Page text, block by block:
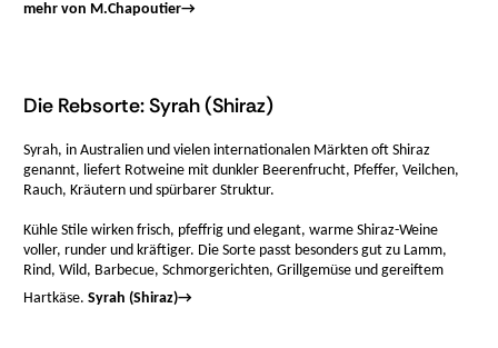
mehr von M.Chapoutier→
Die Rebsorte: Syrah (Shiraz)
Syrah, in Australien und vielen internationalen Märkten oft Shiraz
genannt, liefert Rotweine mit dunkler Beerenfrucht, Pfeffer, Veilchen,
Rauch, Kräutern und spürbarer Struktur.
Kühle Stile wirken frisch, pfeffrig und elegant, warme Shiraz-Weine
voller, runder und kräftiger. Die Sorte passt besonders gut zu Lamm,
Rind, Wild, Barbecue, Schmorgerichten, Grillgemüse und gereiftem
Hartkäse. Syrah (Shiraz)→